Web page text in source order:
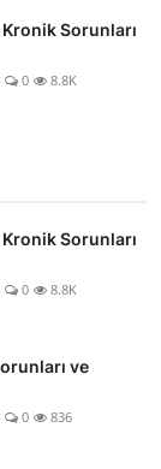
Sorunları
0 8.8K
Sorunları
0 8.8K
ve
0 836